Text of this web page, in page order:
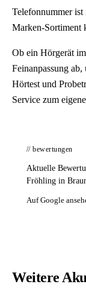
Telefonnummer
Marken-Sortiment
Ob ein Hörgerät
Feinanpassung
Hörtest und
Service zum
// bewertungen
Aktuelle
Fröhling in
Auf Google
Weitere